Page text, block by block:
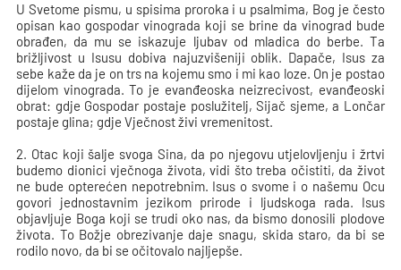
U Svetome pismu, u spisima proroka i u psalmima, Bog je često
opisan kao gospodar vinograda koji se brine da vinograd bude
obrađen, da mu se iskazuje ljubav od mladica do berbe. Ta
brižljivost u Isusu dobiva najuzvišeniji oblik. Dapače, Isus za
sebe kaže da je on trs na kojemu smo i mi kao loze. On je postao
dijelom vinograda. To je evanđeoska neizrecivost, evanđeoski
obrat: gdje Gospodar postaje poslužitelj, Sijač sjeme, a Lončar
postaje glina; gdje Vječnost živi vremenitost.
2. Otac koji šalje svoga Sina, da po njegovu utjelovljenju i žrtvi
budemo dionici vječnoga života, vidi što treba očistiti, da život
ne bude opterećen nepotrebnim. Isus o svome i o našemu Ocu
govori jednostavnim jezikom prirode i ljudskoga rada. Isus
objavljuje Boga koji se trudi oko nas, da bismo donosili plodove
života. To Božje obrezivanje daje snagu, skida staro, da bi se
rodilo novo, da bi se očitovalo najljepše.